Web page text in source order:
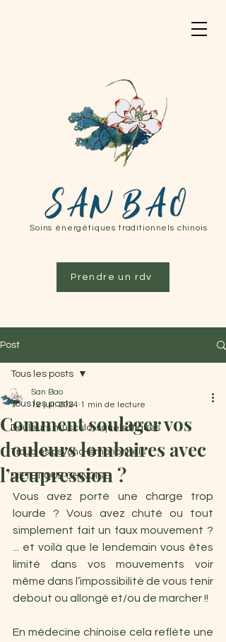
Soins énergétiques traditionnels chinois
Prendre un rdv
Post
Tous les posts
Douleurs musculo-squelettiques
Troubles psycho-émotionnels
DIETETIQUE CHINOISE
Tous les posts
Comment soulager vos
douleurs lombaires avec
l’acupression ?
San Bao
12 juil. 2024 1 min de lecture
Vous avez porté une charge trop
lourde ? Vous avez chuté ou tout
simplement fait un faux mouvement ?
... et voilà que le lendemain vous êtes
limité dans vos mouvements voir
même dans l’impossibilité de vous tenir
debout ou allongé et/ou de marcher !!
En médecine chinoise cela reflète une